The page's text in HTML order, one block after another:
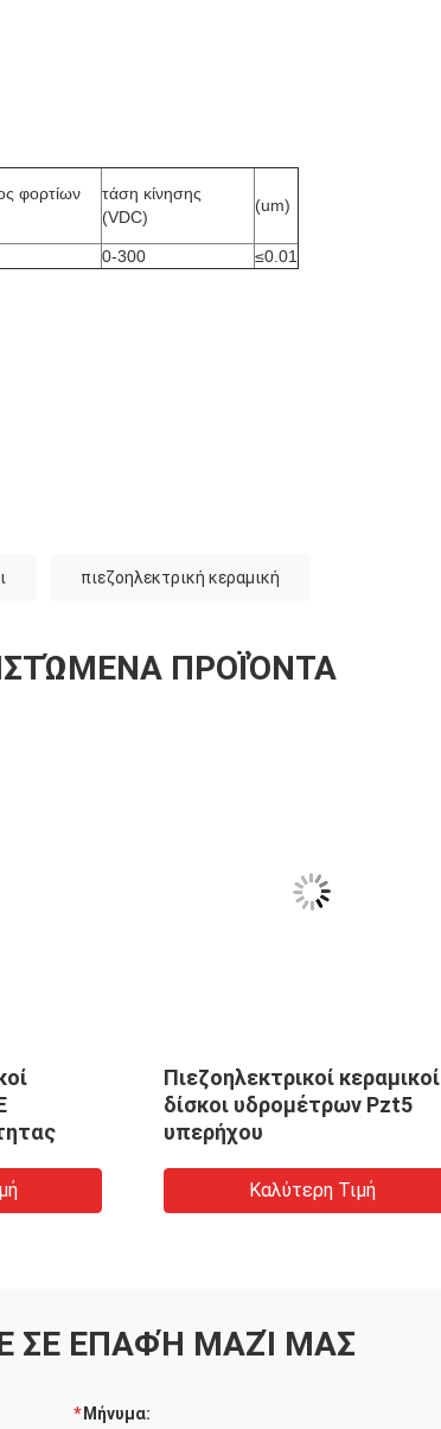
φορτίων
τάση κίνησης
(VDC)
(um)
0-300 ≤0.01
πιεζοηλεκτρική κεραμική
ΠΡΟΪΌΝΤΑ
Πιεζοηλεκτρικοί κεραμικοί
δίσκοι υδρομέτρων Pzt5
υπερήχου
Καλύτερη Τιμή
ΣΕ ΕΠΑΦΉ ΜΑΖΊ ΜΑΣ
Μήνυμα: